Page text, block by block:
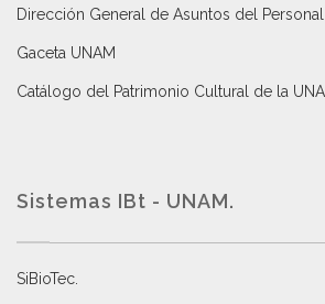
Dirección General de Asuntos del
Gaceta UNAM
Catálogo del Patrimonio Cultural de la
Sistemas IBt - UNAM.
SiBioTec